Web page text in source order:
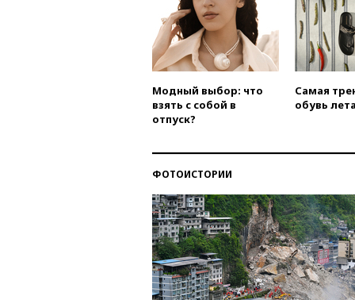
Модный выбор: что
взять с собой в
отпуск?
Самая
обувь
ФОТОИСТОРИИ